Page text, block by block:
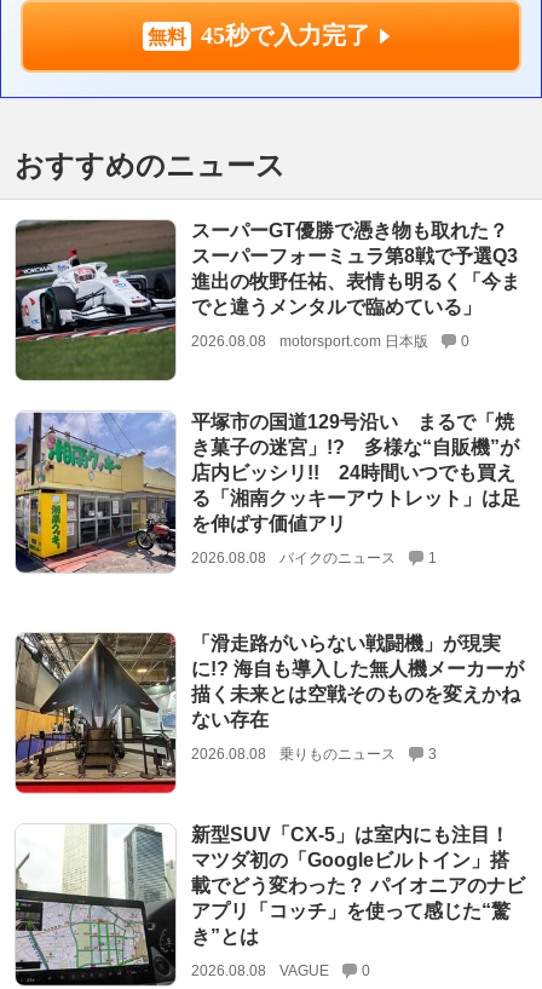
45秒で入力完了
おすすめのニュース
スーパーGT優勝で憑き物も取れた？
スーパーフォーミュラ第8戦で予選Q3
進出の牧野任祐、表情も明るく「今ま
でと違うメンタルで臨めている」
2026.08.08 motorsport.com 日本版 0
平塚市の国道129号沿い まるで「焼
き菓子の迷宮」!? 多様な“自販機”が
店内ビッシリ!! 24時間いつでも買え
る「湘南クッキーアウトレット」は足
を伸ばす価値アリ
2026.08.08 バイクのニュース 1
「滑走路がいらない戦闘機」が現実
に!? 海自も導入した無人機メーカーが
描く未来とは空戦そのものを変えかね
ない存在
2026.08.08 乗りものニュース 3
新型SUV「CX-5」は室内にも注目！
マツダ初の「Googleビルトイン」搭
載でどう変わった？ パイオニアのナビ
アプリ「コッチ」を使って感じた“驚
き”とは
2026.08.08 VAGUE 0